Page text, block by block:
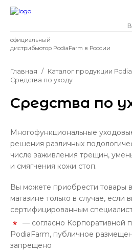
официальный
дистрибьютор PodiaFarm в России
Главная
Каталог продукции
Средства по уходу
Средства по
Многофункциональные
решения различных
числе заживления трещин,
и смягчения кожи стоп.
Вы можете приобрести товары
магазине только в случае, если
сертифицированным
— cогласно Корпоративной
PodiaFarm, публичное
запрещено